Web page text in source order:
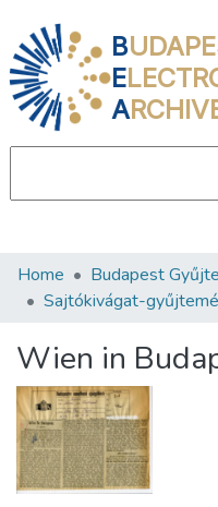
B
E
A
Communities &
Statistics
About us
Home Budapest
Sajtókivágat-
Wien in